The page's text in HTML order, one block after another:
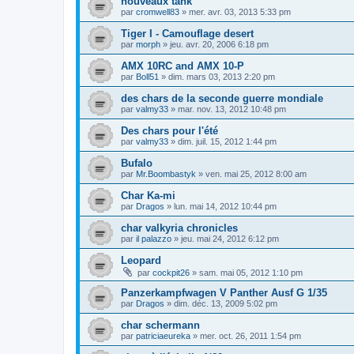
par cromwell83 » mer. avr. 03, 2013 5:33 pm
Tiger I - Camouflage desert
par morph » jeu. avr. 20, 2006 6:18 pm
AMX 10RC and AMX 10-P
par Boll51 » dim. mars 03, 2013 2:20 pm
des chars de la seconde guerre mondiale
par valmy33 » mar. nov. 13, 2012 10:48 pm
Des chars pour l'été
par valmy33 » dim. juil. 15, 2012 1:44 pm
Bufalo
par Mr.Boombastyk » ven. mai 25, 2012 8:00 am
Char Ka-mi
par Dragos » lun. mai 14, 2012 10:44 pm
char valkyria chronicles
par il palazzo » jeu. mai 24, 2012 6:12 pm
Leopard
par cockpit26 » sam. mai 05, 2012 1:10 pm
Panzerkampfwagen V Panther Ausf G 1/35
par Dragos » dim. déc. 13, 2009 5:02 pm
char schermann
par patriciaeureka » mer. oct. 26, 2011 1:54 pm